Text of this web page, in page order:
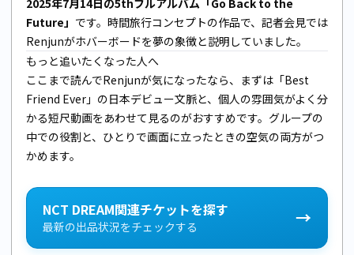
Future」 です。時間旅行コンセプトの作品で、記者会見では
Renjunがホバーボードを夢の象徴と説明していました。
もっと追いたくなった人へ
ここまで読んでRenjunが気になったなら、まずは「Best
Friend Ever」の日本デビュー文脈と、個人の雰囲気がよく分
かる短尺動画をあわせて見るのがおすすめです。グループの
中での役割と、ひとりで画面に立ったときの空気の両方がつ
かめます。
NCT DREAM関連チケットを探す
最新の出品状況をチェックする →